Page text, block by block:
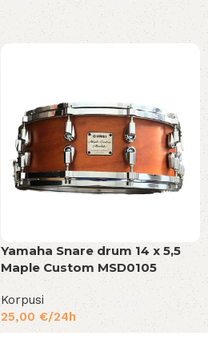
Yamaha Snare drum 14 x 5,5
Maple Custom MSD0105
Korpusi
25,00€/24h